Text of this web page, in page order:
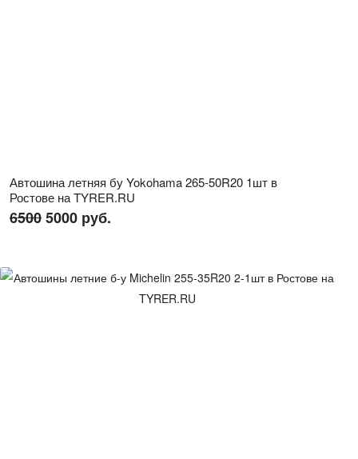
Автошина летняя бу Yokohama 265-50R20 1шт в
Ростове на TYRER.RU
65005000 руб.